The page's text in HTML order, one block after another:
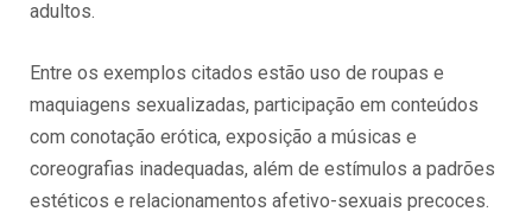
adultos.
Entre os exemplos citados estão uso de roupas e
maquiagens sexualizadas, participação em conteúdos
com conotação erótica, exposição a músicas e
coreografias inadequadas, além de estímulos a padrões
estéticos e relacionamentos afetivo-sexuais precoces.